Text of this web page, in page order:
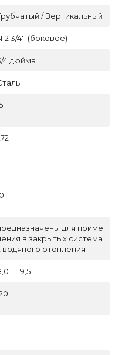
/ Вертикальный
3/4'' (боковое)
4 дюйма
для приме
в закрытых система
водяного отопления
— 9,5